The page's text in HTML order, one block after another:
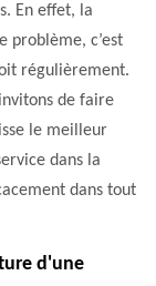
En effet, la
problème, c’est
régulièrement.
de faire
le meilleur
dans la
dans tout
d'une